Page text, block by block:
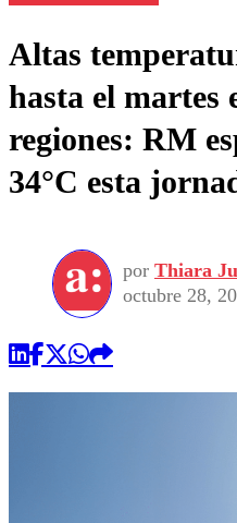
Altas
hasta el martes
regiones: RM
34°C esta
por Thiara
octubre 28,